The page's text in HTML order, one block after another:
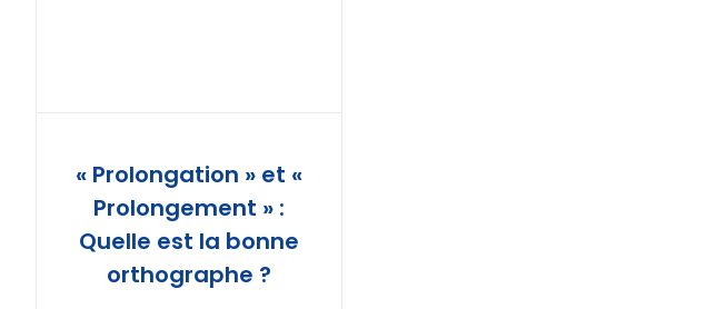
« Prolongation » et «
Prolongement » :
Quelle est la bonne
orthographe ?